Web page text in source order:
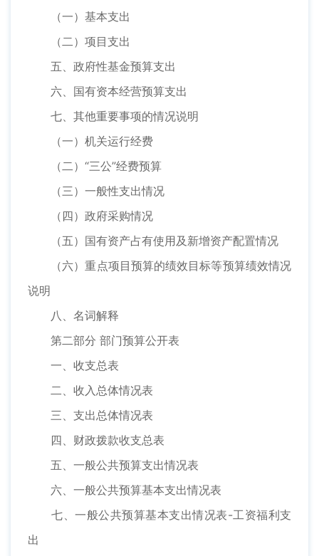
（一）基本支出
（二）项目支出
五、政府性基金预算支出
六、国有资本经营预算支出
七、其他重要事项的情况说明
（一）机关运行经费
（二）“三公”经费预算
（三）一般性支出情况
（四）政府采购情况
（五）国有资产占有使用及新增资产配置情况
（六）重点项目预算的绩效目标等预算绩效情况
说明
八、名词解释
第二部分 部门预算公开表
一、收支总表
二、收入总体情况表
三、支出总体情况表
四、财政拨款收支总表
五、一般公共预算支出情况表
六、一般公共预算基本支出情况表
七、一般公共预算基本支出情况表-工资福利支
出